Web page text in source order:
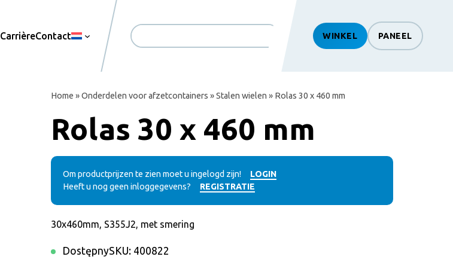
CarrièreContact
ZoekopdrachtSearch
WINKEL PANEEL
Home »Onderdelen voor afzetcontainers »Stalen wielen » Rolas 30 x 460 mm
Rolas 30 x 460 mm
Om productprijzen te zien moet u ingelogd zijn!
LOGIN
Heeft u nog geen inloggegevens?
REGISTRATIE
30x460mm, S355J2, met smering
DostępnySKU: 400822